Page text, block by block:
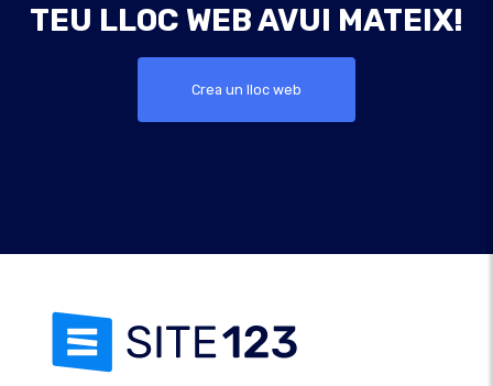
TEU LLOC WEB AVUI MATEIX!
Crea un lloc web